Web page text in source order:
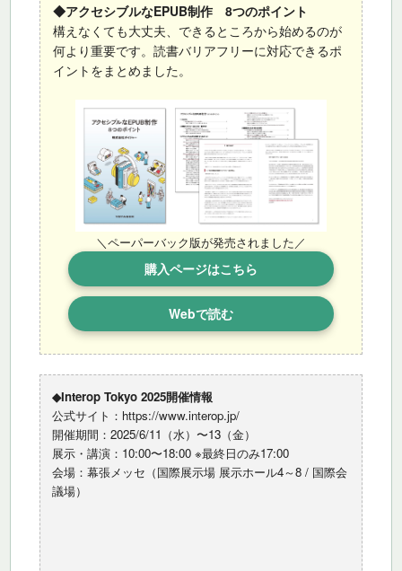
◆アクセシブルなEPUB制作 8つのポイント
構えなくても大丈夫、できるところから始めるのが
何より重要です。読書バリアフリーに対応できるポ
イントをまとめました。
＼ペーパーバック版が発売されました／
購入ページはこちら
Webで読む
◆Interop Tokyo 2025開催情報
公式サイト：https://www.interop.jp/
開催期間：2025/6/11（水）〜13（金）
展示・講演：10:00〜18:00 ※最終日のみ17:00
会場：幕張メッセ（国際展示場 展示ホール4～8 / 国際会
議場）